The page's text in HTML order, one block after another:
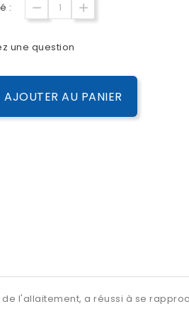
:
une question
AJOUTER AU PANIER
l'allaitement, a réussi à se